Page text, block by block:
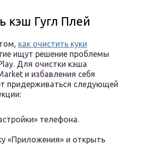
кэш Гугл Плей
как очистить куки
ищут решение проблемы
Для очистки кэша
и избавления себя
придерживаться следующей
телефона.
«Приложения» и открыть